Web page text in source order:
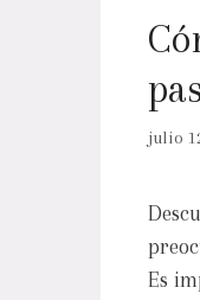
julio
Es